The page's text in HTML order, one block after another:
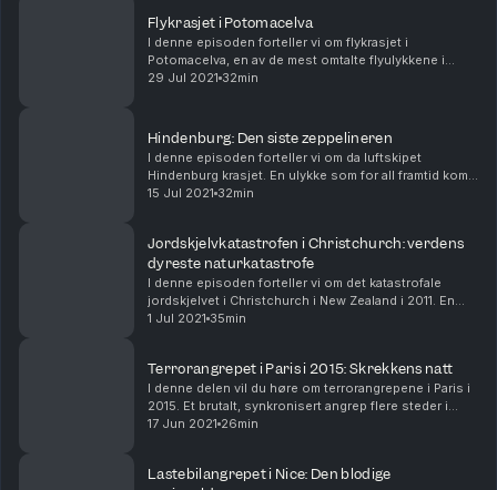
Flykrasjet i Potomacelva
I denne episoden forteller vi om flykrasjet i
Potomacelva, en av de mest omtalte flyulykkene i
USAs historie. Programledere i denne episoden er Ida
29 Jul 2021 32min
Hindenburg: Den siste zeppelineren
I denne episoden forteller vi om da luftskipet
Hindenburg krasjet. En ulykke som for all framtid kom
til å påvirke hvordan vi flyr. Programledere i denne
15 Jul 2021 32min
Jordskjelvkatastrofen i Christchurch: verdens
dyreste naturkatastrofe
I denne episoden forteller vi om det katastrofale
jordskjelvet i Christchurch i New Zealand i 2011. En
naturkatastrofe med konsekvenser som man fortsatt
1 Jul 2021 35min
Terrorangrepet i Paris i 2015: Skrekkens natt
I denne delen vil du høre om terrorangrepene i Paris i
2015. Et brutalt, synkronisert angrep flere steder i
Paris, som rystet verden og etterlot et sterkt inntrykk
17 Jun 2021 26min
Lastebilangrepet i Nice: Den blodige